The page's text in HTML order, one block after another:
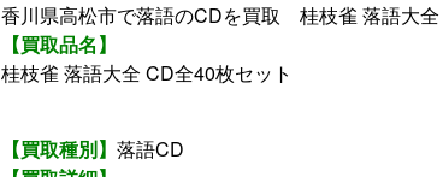
香川県高松市で落語のCDを買取 桂枝雀 落語大全
【買取品名】
桂枝雀 落語大全 CD全40枚セット
【買取種別】 落語CD